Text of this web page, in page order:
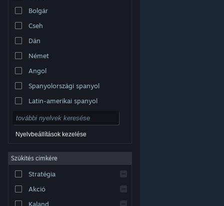
védjegyek jogos tulajdonosaiké az Egyesült
szabályzat
| Jogi információk
Steam előfizetői szerződés
Bolgár
Cseh
Dán
Német
Angol
Spanyolországi spanyol
Latin-amerikai spanyol
Nyelvbeállítások kezelése
Szűkítés címkére
Stratégia
Akció
Kaland